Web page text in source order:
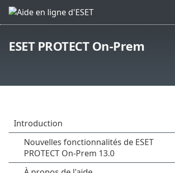
ESET PROTECT On-Prem